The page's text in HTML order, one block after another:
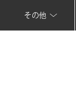
その他